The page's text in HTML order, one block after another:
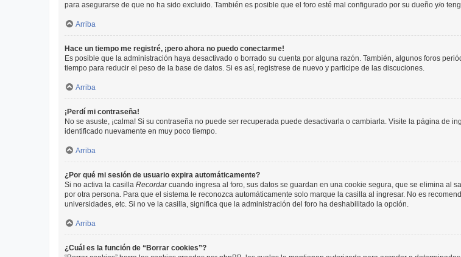
para asegurarse de que no ha sido excluido. También es posible que el foro esté mal configurado por su dueño y/o
Arriba
Hace un tiempo me registré, ¡pero ahora no puedo conectarme!
Es posible que la administración haya desactivado o borrado su cuenta por alguna razón. También, algunos foros
tiempo para reducir el peso de la base de datos. Si es así, registrese de nuevo y participe de las discuciones.
Arriba
¡Perdí mi contraseña!
No se asuste, ¡calma! Si su contraseña no puede ser recuperada puede desactivarla o cambiarla. Visite la página de
identificado nuevamente en muy poco tiempo.
Arriba
¿Por qué mi sesión de usuario expira automáticamente?
Si no activa la casilla Recordarcuando ingresa al foro, sus datos se guardan en una cookie segura, que se elimina al
por otra persona. Para que el sistema le reconozca automáticamente solo marque la casilla al ingresar. No es
universidades, etc. Si no ve la casilla, significa que la administración del foro ha deshabilitado la opción.
Arriba
¿Cuál es la función de “Borrar cookies”?